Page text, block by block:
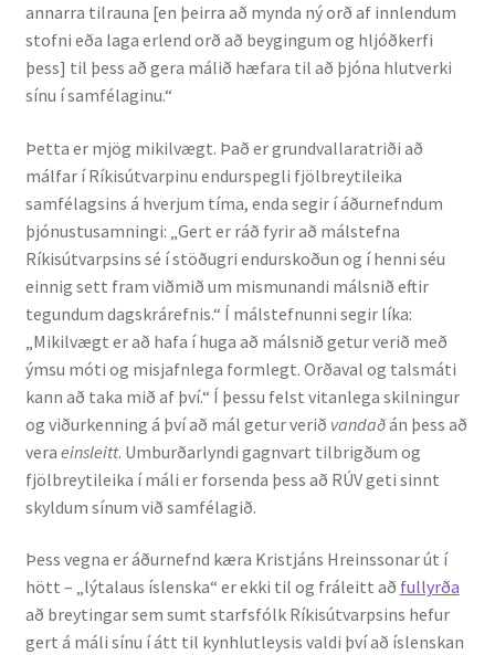
Teaching
annarra tilrauna [en þeirra að mynda ný orð af innlendum
stofni eða laga erlend orð að beygingum og hljóðkerfi
þess] til þess að gera málið hæfara til að þjóna hlutverki
sínu í samfélaginu.“
Þetta er mjög mikilvægt. Það er grundvallaratriði að
málfar í Ríkisútvarpinu endurspegli fjölbreytileika
samfélagsins á hverjum tíma, enda segir í áðurnefndum
þjónustusamningi: „Gert er ráð fyrir að málstefna
Ríkisútvarpsins sé í stöðugri endurskoðun og í henni séu
einnig sett fram viðmið um mismunandi málsnið eftir
tegundum dagskrárefnis.“ Í málstefnunni segir líka:
„Mikilvægt er að hafa í huga að málsnið getur verið með
ýmsu móti og misjafnlega formlegt. Orðaval og talsmáti
kann að taka mið af því.“ Í þessu felst vitanlega skilningur
og viðurkenning á því að mál getur verið vandaðán þess að
vera einsleitt. Umburðarlyndi gagnvart tilbrigðum og
fjölbreytileika í máli er forsenda þess að RÚV geti sinnt
skyldum sínum við samfélagið.
Þess vegna er áðurnefnd kæra Kristjáns Hreinssonar út í
hött – „lýtalaus íslenska“ er ekki til og fráleitt að fullyrða
að breytingar sem sumt starfsfólk Ríkisútvarpsins hefur
gert á máli sínu í átt til kynhlutleysis valdi því að íslenskan